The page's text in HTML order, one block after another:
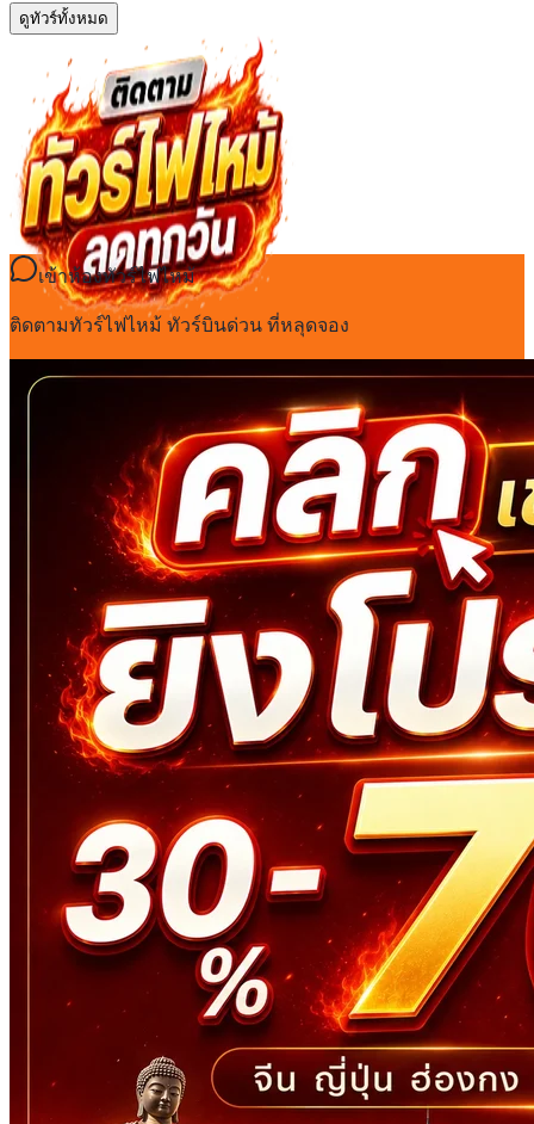
ดูทัวร์ทั้งหมด
เข้าห้องทัวร์ไฟไหม้
ติดตามทัวร์ไฟไหม้ ทัวร์บินด่วน ที่หลุดจอง